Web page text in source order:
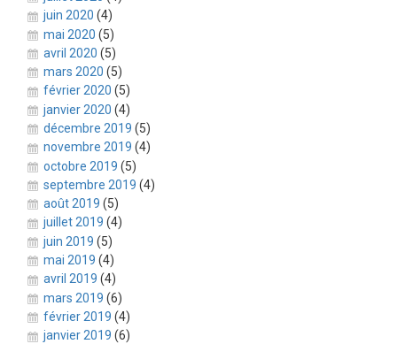
juin 2020 (4)
mai 2020 (5)
avril 2020 (5)
mars 2020 (5)
février 2020 (5)
janvier 2020 (4)
décembre 2019 (5)
novembre 2019 (4)
octobre 2019 (5)
septembre 2019 (4)
août 2019 (5)
juillet 2019 (4)
juin 2019 (5)
mai 2019 (4)
avril 2019 (4)
mars 2019 (6)
février 2019 (4)
janvier 2019 (6)